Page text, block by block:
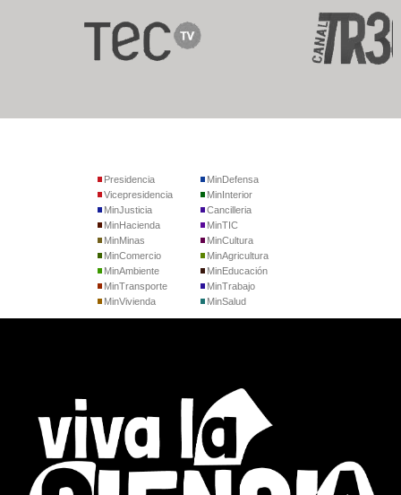
Presidencia
Vicepresidencia
MinJusticia
MinDefensa
MinInterior
Cancilleria
MinHacienda
MinMinas
MinComercio
MinTIC
MinCultura
MinAgricultura
MinAmbiente
MinTransporte
MinVivienda
MinEducación
MinTrabajo
MinSalud